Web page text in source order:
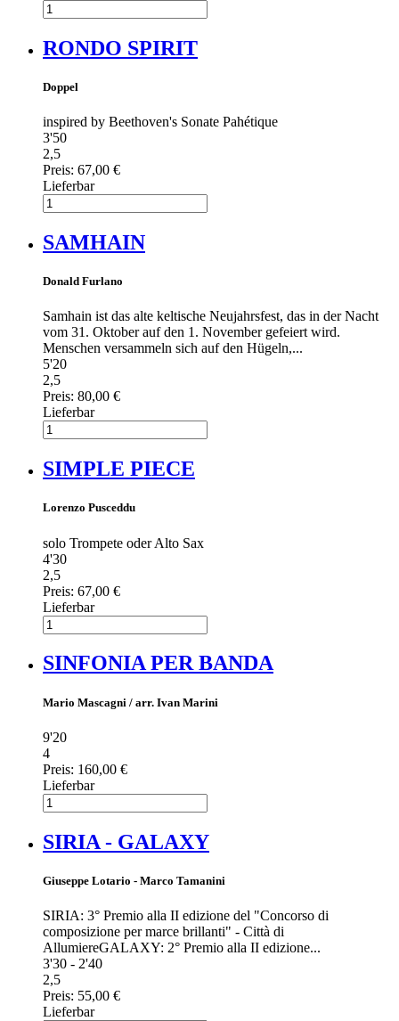
RONDO SPIRIT
Doppel
inspired by Beethoven's Sonate Pahétique
3'50
2,5
Preis: 67,00 €
Lieferbar
SAMHAIN
Donald Furlano
Samhain ist das alte keltische Neujahrsfest, das in der Nacht
vom 31. Oktober auf den 1. November gefeiert wird.
Menschen versammeln sich auf den Hügeln,...
5'20
2,5
Preis: 80,00 €
Lieferbar
SIMPLE PIECE
Lorenzo Pusceddu
solo Trompete oder Alto Sax
4'30
2,5
Preis: 67,00 €
Lieferbar
SINFONIA PER BANDA
Mario Mascagni / arr. Ivan Marini
9'20
4
Preis: 160,00 €
Lieferbar
SIRIA - GALAXY
Giuseppe Lotario - Marco Tamanini
SIRIA: 3° Premio alla II edizione del "Concorso di
composizione per marce brillanti" - Città di
AllumiereGALAXY: 2° Premio alla II edizione...
3'30 - 2'40
2,5
Preis: 55,00 €
Lieferbar